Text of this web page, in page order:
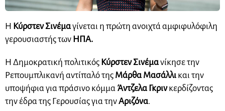
Η Κύρστεν Σινέμαγίνεται η πρώτη ανοιχτά αμφιφυλόφιλη
γερουσιαστής των ΗΠΑ.
Η Δημοκρατική πολιτικός Κύρστεν Σινέμανίκησε την
Ρεπουμπλικανή αντίπαλό της Μάρθα Μασάλλι και την
υποψήφια για πράσινο κόμμα Άντζελα Γκρινκερδίζοντας
την έδρα της Γερουσίας για τηνΑριζόνα.